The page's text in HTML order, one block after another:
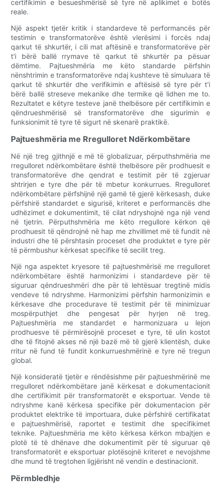
certifikimin e besueshmërisë së tyre në aplikimet e botës
reale.
Një aspekt tjetër kritik i standardeve të performancës për
testimin e transformatorëve është vlerësimi i forcës ndaj
qarkut të shkurtër, i cili mat aftësinë e transformatorëve për
t'i bërë ballë rrymave të qarkut të shkurtër pa pësuar
dëmtime. Pajtueshmëria me këto standarde përfshin
nënshtrimin e transformatorëve ndaj kushteve të simuluara të
qarkut të shkurtër dhe verifikimin e aftësisë së tyre për t'i
bërë ballë streseve mekanike dhe termike që lidhen me to.
Rezultatet e këtyre testeve janë thelbësore për certifikimin e
qëndrueshmërisë së transformatorëve dhe sigurimin e
funksionimit të tyre të sigurt në skenarë praktikë.
Pajtueshmëria me Rregulloret Ndërkombëtare
Në një treg gjithnjë e më të globalizuar, përputhshmëria me
rregulloret ndërkombëtare është thelbësore për prodhuesit e
transformatorëve dhe qendrat e testimit për të zgjeruar
shtrirjen e tyre dhe për të mbetur konkurrues. Rregulloret
ndërkombëtare përfshijnë një gamë të gjerë kërkesash, duke
përfshirë standardet e sigurisë, kriteret e performancës dhe
udhëzimet e dokumentimit, të cilat ndryshojnë nga një vend
në tjetrin. Përputhshmëria me këto rregullore kërkon që
prodhuesit të qëndrojnë në hap me zhvillimet më të fundit në
industri dhe të përshtasin proceset dhe produktet e tyre për
të përmbushur kërkesat specifike të secilit treg.
Një nga aspektet kryesore të pajtueshmërisë me rregulloret
ndërkombëtare është harmonizimi i standardeve për të
siguruar qëndrueshmëri dhe për të lehtësuar tregtinë midis
vendeve të ndryshme. Harmonizimi përfshin harmonizimin e
kërkesave dhe procedurave të testimit për të minimizuar
mospërputhjet dhe pengesat për hyrjen në treg.
Pajtueshmëria me standardet e harmonizuara u lejon
prodhuesve të përmirësojnë proceset e tyre, të ulin kostot
dhe të fitojnë akses në një bazë më të gjerë klientësh, duke
rritur në fund të fundit konkurrueshmërinë e tyre në tregun
global.
Një konsideratë tjetër e rëndësishme për pajtueshmërinë me
rregulloret ndërkombëtare janë kërkesat e dokumentacionit
dhe certifikimit për transformatorët e eksportuar. Vende të
ndryshme kanë kërkesa specifike për dokumentacion për
produktet elektrike të importuara, duke përfshirë certifikatat
e pajtueshmërisë, raportet e testimit dhe specifikimet
teknike. Pajtueshmëria me këto kërkesa kërkon mbajtjen e
plotë të të dhënave dhe dokumentimit për të siguruar që
transformatorët e eksportuar plotësojnë kriteret e nevojshme
dhe mund të tregtohen ligjërisht në vendin e destinacionit.
Përmbledhje